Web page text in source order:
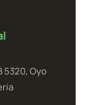
5320, Oyo